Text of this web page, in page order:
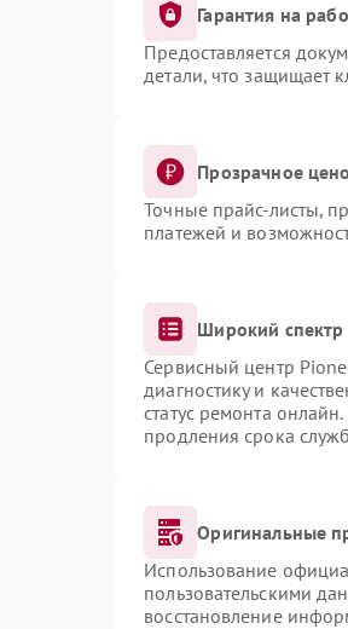
Гарантия на
Предоставляется
детали, что защищает
Прозрачное
Точные прайс-листы,
платежей и
Широкий спектр
Сервисный центр
диагностику и
статус ремонта
продления срока
Оригинальные
Использование
пользовательскими
восстановление